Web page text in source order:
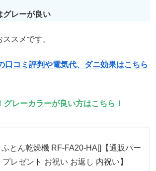
グレーが良い
スメです。
口コミ評判や電気代、ダニ効果はこちら
レーカラーが良い方はこちら！
ふとん乾燥機 RF-FA20-HA[]【通販パー
プレゼント お祝い お返し 内祝い】